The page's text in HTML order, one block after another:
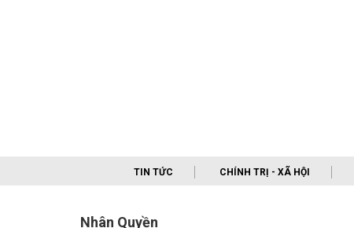
TIN TỨC CHÍNH TRỊ - XÃ HỘI
Nhân Quyền